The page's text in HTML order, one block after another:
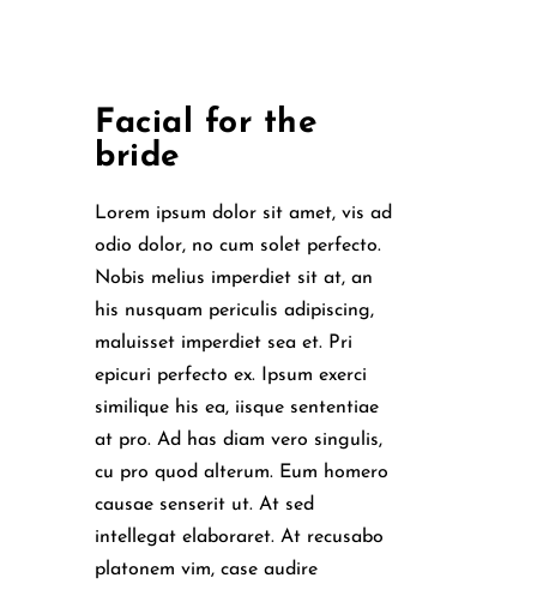
Facial for the
bride
Lorem ipsum dolor sit amet, vis ad
odio dolor, no cum solet perfecto.
Nobis melius imperdiet sit at, an
his nusquam periculis adipiscing,
maluisset imperdiet sea et. Pri
epicuri perfecto ex. Ipsum exerci
similique his ea, iisque sententiae
at pro. Ad has diam vero singulis,
cu pro quod alterum. Eum homero
causae senserit ut. At sed
intellegat elaboraret. At recusabo
platonem vim, case audire